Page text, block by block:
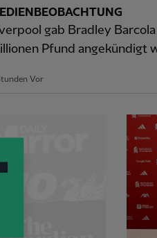
gab Bradley
Pfund angekündigt
Vor